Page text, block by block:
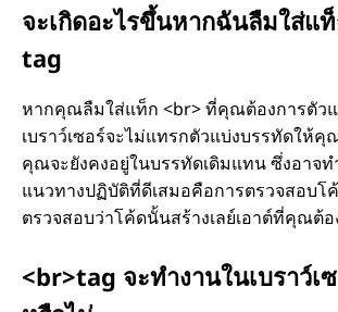
จะเกิดอะไรขึ้นหากฉันลืมใส่แ
tag
หากคุณลืมใส่แท็ก <br> ที่คุณต้องการตัว
เบราว์เซอร์จะไม่แทรกตัวแบ่งบรรทัดให้
คุณจะยังคงอยู่ในบรรทัดเดิมแทน ซึ่งอาจ
แนวทางปฏิบัติที่ดีเสมอคือการตรวจสอบ
ตรวจสอบว่าโค้ดนั้นสร้างเลย์เอาต์ที่คุณต้
<br>tag จะทํางานในเบราว์เ